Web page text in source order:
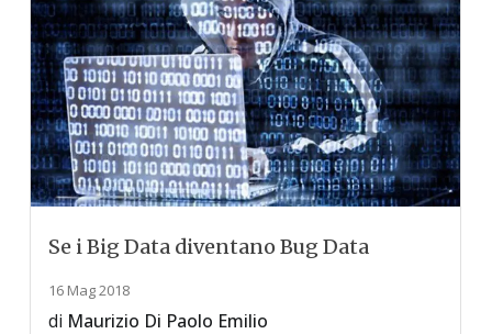
Se i Big Data diventano Bug Data
16 Mag 2018
di Maurizio Di Paolo Emilio